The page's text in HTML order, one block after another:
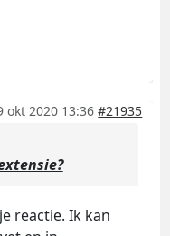
okt 2020 13:36 #21935
reactie. Ik kan